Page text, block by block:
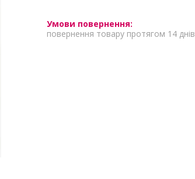
повернення товару протягом 14 днів